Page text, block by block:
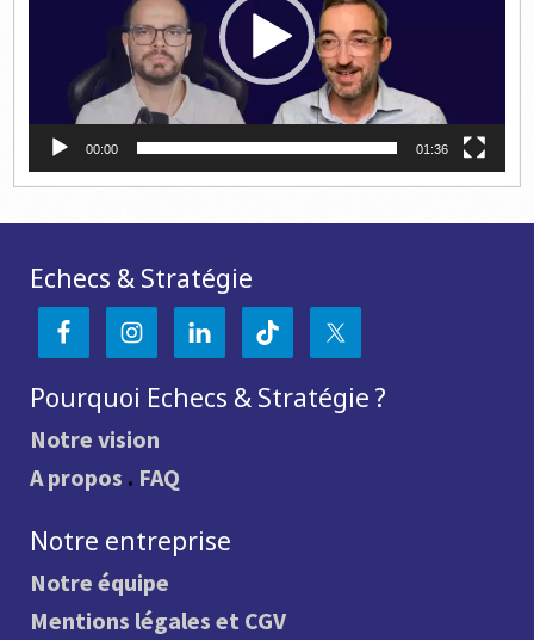
00:00 01:36
Echecs & Stratégie
Pourquoi Echecs & Stratégie ?
Notre vision
A propos . FAQ
Notre entreprise
Notre équipe
Mentions légales et CGV